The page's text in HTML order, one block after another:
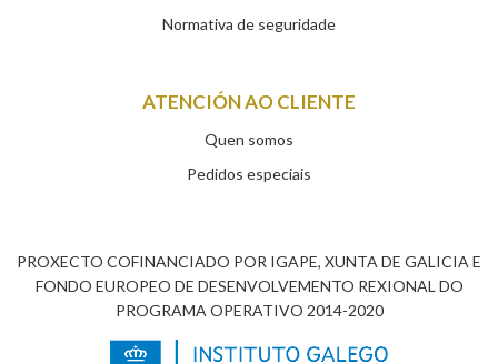
Normativa de seguridade
ATENCIÓN AO CLIENTE
Quen somos
Pedidos especiais
PROXECTO COFINANCIADO POR IGAPE, XUNTA DE GALICIA E
FONDO EUROPEO DE DESENVOLVEMENTO REXIONAL DO
PROGRAMA OPERATIVO 2014-2020